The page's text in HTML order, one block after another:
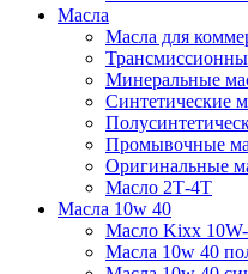
Масла
Масла для
Минеральные
Синтетические
Промывочные
Оригинальные
Масло 2Т-4Т
Масла 10w 40
Mасло Kixx
Масла 10w 40